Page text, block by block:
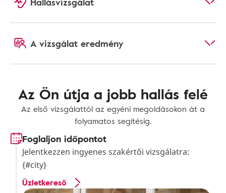
A vizsgálat eredmény
Az Ön útja a jobb hallás felé
Az első vizsgálattól az egyéni megoldásokon át a
folyamatos segítésig.
Foglaljon időpontot
Jelentkezzen ingyenes szakértői vizsgálatra:
{#city}
Üzletkereső